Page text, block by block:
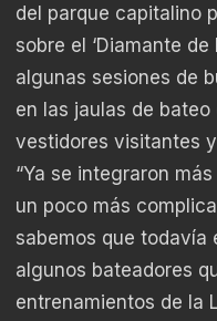
del parque capitalino
sobre el ‘Diamante
algunas sesiones de
en las jaulas de
vestidores visitantes
“Ya se integraron
un poco más
sabemos que todavía
algunos bateadores
entrenamientos de la